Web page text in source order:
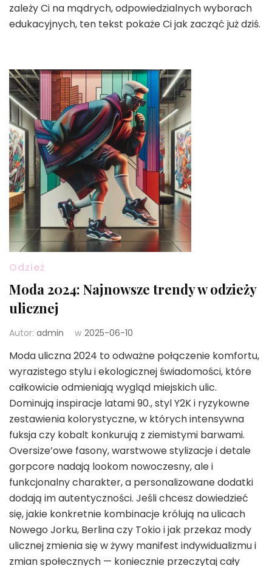
zależy Ci na mądrych, odpowiedzialnych wyborach
edukacyjnych, ten tekst pokaże Ci jak zacząć już dziś.
Odzież
Moda 2024: Najnowsze trendy w odzieży
ulicznej
Autor: admin w 2025-06-10
Moda uliczna 2024 to odważne połączenie komfortu,
wyrazistego stylu i ekologicznej świadomości, które
całkowicie odmieniają wygląd miejskich ulic.
Dominują inspiracje latami 90., styl Y2K i ryzykowne
zestawienia kolorystyczne, w których intensywna
fuksja czy kobalt konkurują z ziemistymi barwami.
Oversize’owe fasony, warstwowe stylizacje i detale
gorpcore nadają lookom nowoczesny, ale i
funkcjonalny charakter, a personalizowane dodatki
dodają im autentyczności. Jeśli chcesz dowiedzieć
się, jakie konkretnie kombinacje królują na ulicach
Nowego Jorku, Berlina czy Tokio i jak przekaz mody
ulicznej zmienia się w żywy manifest indywidualizmu i
zmian społecznych — koniecznie przeczytaj cały